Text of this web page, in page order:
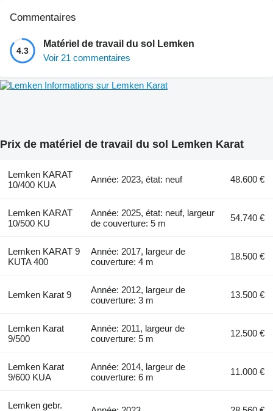
Commentaires
4.3
Matériel de travail du sol Lemken
Voir 21 commentaires
Informations sur Lemken Karat
Prix de matériel de travail du sol Lemken Karat
Lemken KARAT
10/400 KUA
Année: 2023, état: neuf 48.600 €
Lemken KARAT
10/500 KU
Année: 2025, état: neuf, largeur
de couverture: 5 m
54.740 €
Lemken KARAT 9
KUTA 400
Année: 2017, largeur de
couverture: 4 m
18.500 €
Lemken Karat 9
Année: 2012, largeur de
couverture: 3 m
13.500 €
Lemken Karat
9/500
Année: 2011, largeur de
couverture: 5 m
12.500 €
Lemken Karat
9/600 KUA
Année: 2014, largeur de
couverture: 6 m
11.000 €
Lemken gebr.